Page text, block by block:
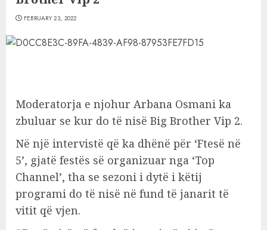
FEBRUARY 23, 2022
Moderatorja e njohur Arbana Osmani ka
zbuluar se kur do të nisë Big Brother Vip 2.
Në një intervistë që ka dhënë për ‘Ftesë në
5’, gjatë festës së organizuar nga ‘Top
Channel’, tha se sezoni i dytë i këtij
programi do të nisë në fund të janarit të
vitit që vjen.